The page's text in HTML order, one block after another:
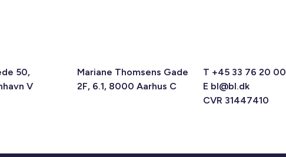
50,
V
Mariane Thomsens Gade
2F, 6.1, 8000 Aarhus C
T +45 33 76 20 00
E bl@bl.dk
CVR 31447410